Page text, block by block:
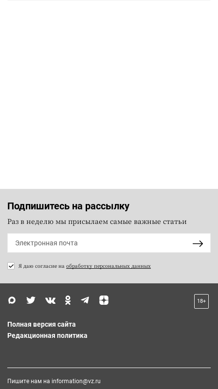
Подпишитесь на рассылку
Раз в неделю мы присылаем самые важные статьи
Я даю согласие на обработку персональных данных
18+
Полная версия сайта
Редакционная политика
Пишите нам на information@vz.ru